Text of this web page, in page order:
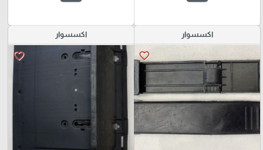
اكسسوار
favorite_border
اكسسوار
favorite_border